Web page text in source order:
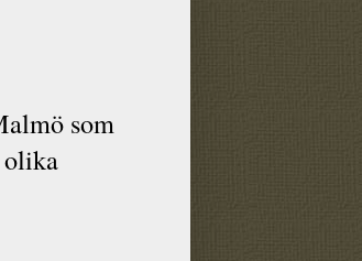
som
olika